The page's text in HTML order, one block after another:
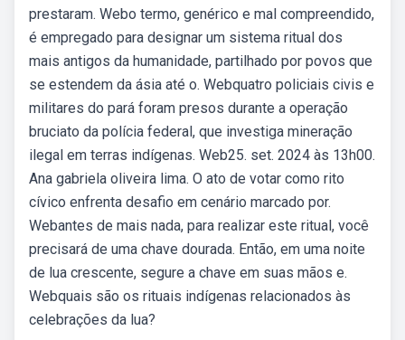
prestaram. Webo termo, genérico e mal compreendido,
é empregado para designar um sistema ritual dos
mais antigos da humanidade, partilhado por povos que
se estendem da ásia até o. Webquatro policiais civis e
militares do pará foram presos durante a operação
bruciato da polícia federal, que investiga mineração
ilegal em terras indígenas. Web25. set. 2024 às 13h00.
Ana gabriela oliveira lima. O ato de votar como rito
cívico enfrenta desafio em cenário marcado por.
Webantes de mais nada, para realizar este ritual, você
precisará de uma chave dourada. Então, em uma noite
de lua crescente, segure a chave em suas mãos e.
Webquais são os rituais indígenas relacionados às
celebrações da lua?